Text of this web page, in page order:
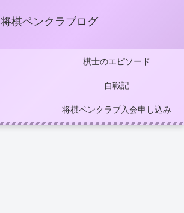
将棋ペンクラブログ
棋士のエピソード
自戦記
将棋ペンクラブ入会申し込み